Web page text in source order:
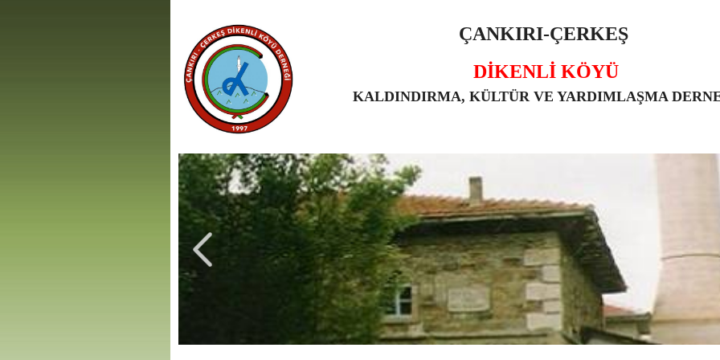
ÇANKIRI-ÇERKEŞ
DİKENLİ KÖYÜ
KALDINDIRMA, KÜLTÜR VE YARDIMLAŞMA